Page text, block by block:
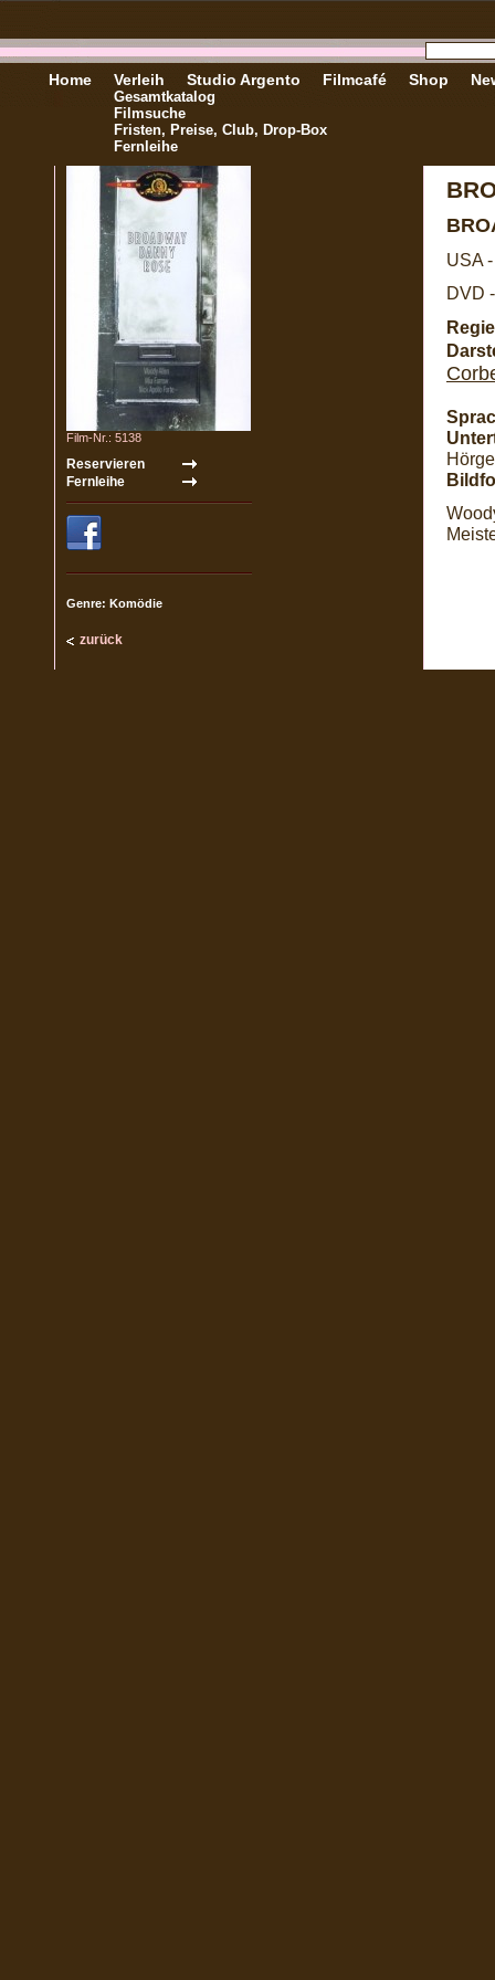
Home Verleih
Gesamtkatalog
Filmsuche
Fristen, Preise, Club, Drop-Box
Fernleihe
Studio Argento Filmcafé Shop
Film-Nr.: 5138
Genre: Komödie
zurück
USA
DVD